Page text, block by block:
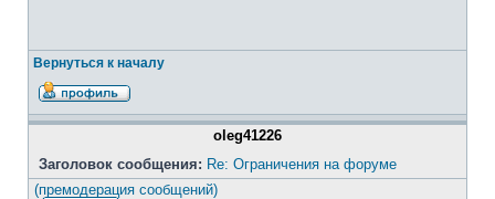
Вернуться к началу
oleg41226
Заголовок сообщения: Re: Ограничения на форуме
(премодерация сообщений)